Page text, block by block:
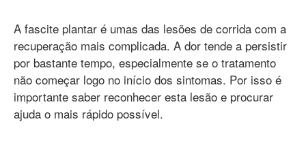
A fascite plantar é umas das lesões de corrida com a
recuperação mais complicada. A dor tende a persistir
por bastante tempo, especialmente se o tratamento
não começar logo no início dos sintomas. Por isso é
importante saber reconhecer esta lesão e procurar
ajuda o mais rápido possível.